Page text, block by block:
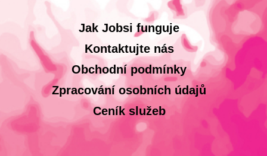
Jak Jobsi funguje
Kontaktujte nás
Obchodní podmínky
Zpracování osobních údajů
Ceník služeb